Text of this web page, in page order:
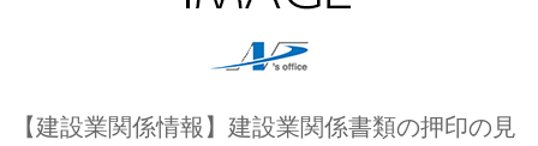
【建設業関係情報】建設業関係書類の押印の見